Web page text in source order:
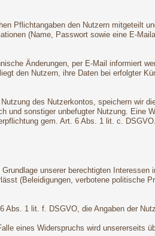
Pflichtangaben den Nutzern mitgeteilt
(Name, Passwort sowie eine E-
Änderungen, per E-Mail informiert
den Nutzern, ihre Daten bei erfolgter
des Nutzerkontos, speichern wir
sonstiger unbefugter Nutzung. Eine
gem. Art. 6 Abs. 1 lit. c.
unserer berechtigten
(Beleidigungen, verbotene politische
1 lit. f. DSGVO, die Angaben der
eines Widerspruchs wird unsererseits